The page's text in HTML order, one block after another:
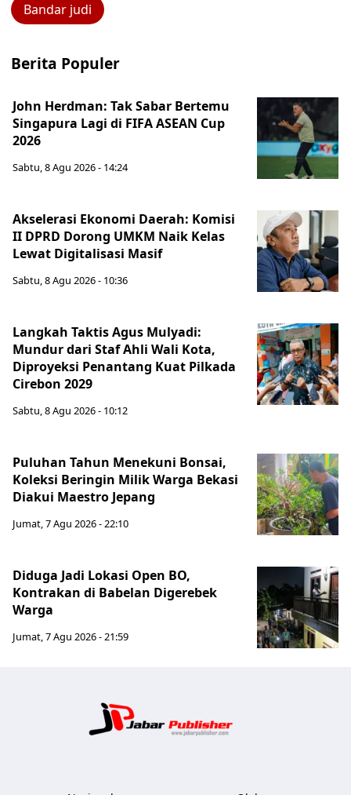
Bandar judi
Berita Populer
John Herdman: Tak Sabar Bertemu
Singapura Lagi di FIFA ASEAN Cup
2026
Sabtu, 8 Agu 2026 - 14:24
Akselerasi Ekonomi Daerah: Komisi
II DPRD Dorong UMKM Naik Kelas
Lewat Digitalisasi Masif
Sabtu, 8 Agu 2026 - 10:36
Langkah Taktis Agus Mulyadi:
Mundur dari Staf Ahli Wali Kota,
Diproyeksi Penantang Kuat Pilkada
Cirebon 2029
Sabtu, 8 Agu 2026 - 10:12
Puluhan Tahun Menekuni Bonsai,
Koleksi Beringin Milik Warga Bekasi
Diakui Maestro Jepang
Jumat, 7 Agu 2026 - 22:10
Diduga Jadi Lokasi Open BO,
Kontrakan di Babelan Digerebek
Warga
Jumat, 7 Agu 2026 - 21:59